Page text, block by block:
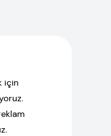
için